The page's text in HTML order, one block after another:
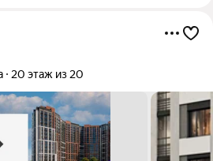
20 этаж из 20